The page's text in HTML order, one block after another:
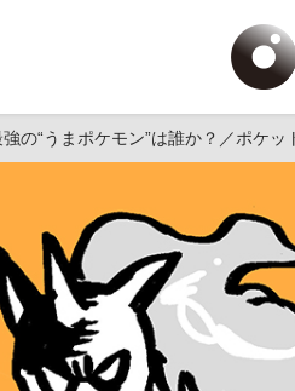
強の“うまポケモン”は誰か？／ポケッ